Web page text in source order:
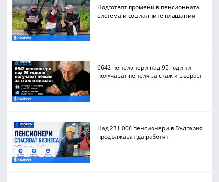
Подготвят промени в пенсионната
система и социалните плащания
6642 пенсионери над 95 години
получават пенсия за стаж и възраст
Над 231 000 пенсионери в България
продължават да работят